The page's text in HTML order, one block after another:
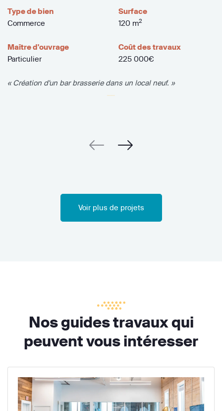
Type de bien
Commerce
Surface
120 m2
Maître d'ouvrage
Particulier
Coût des travaux
225 000€
« Création d'un bar brasserie dans un local neuf. »
Voir plus de projets
Nos guides travaux qui
peuvent vous intéresser